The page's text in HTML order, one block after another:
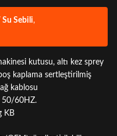
Sebili,
kutusu, altı kez sprey
kaplama sertleştirilmiş
kablosu
50/60HZ.
KB